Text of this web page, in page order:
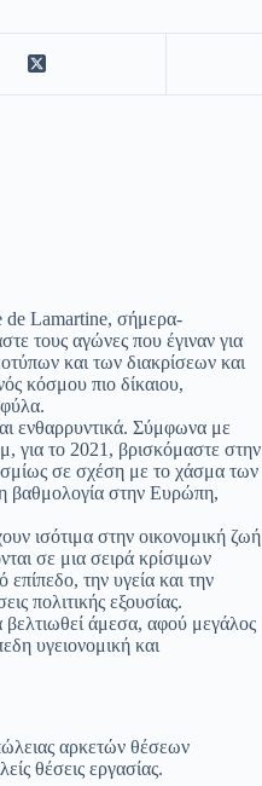
de Lamartine, σήμερα-
τους αγώνες που έγιναν για
και των διακρίσεων και
κόσμου πιο δίκαιου,
ενθαρρυντικά. Σύμφωνα με
για το 2021, βρισκόμαστε στην
σε σχέση με το χάσμα των
βαθμολογία στην Ευρώπη,
ισότιμα στην οικονομική ζωή
σε μια σειρά κρίσιμων
την υγεία και την
πολιτικής εξουσίας.
άμεσα, αφού μεγάλος
υγειονομική και
αρκετών θέσεων
θέσεις εργασίας.